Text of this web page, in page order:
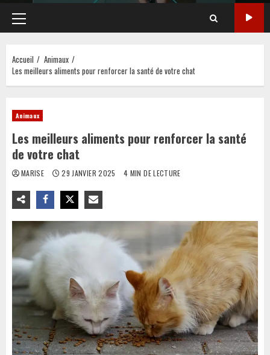
Menu
principal
Accueil
Animaux
Les meilleurs aliments pour renforcer la santé de votre chat
Animaux
Les meilleurs aliments pour renforcer la santé
de votre chat
MARISE 29 JANVIER 2025 4 MIN DE LECTURE